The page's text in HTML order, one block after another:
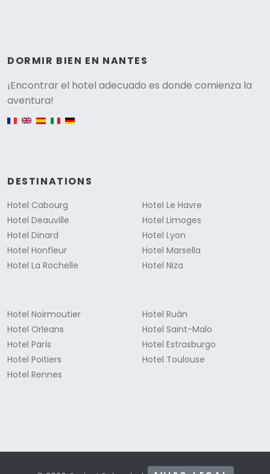
DORMIR BIEN EN NANTES
¡Encontrar el hotel adecuado es donde comienza la
aventura!
English version
DESTINATIONS
Hotel Cabourg
Hotel Deauville
Hotel Dinard
Hotel Honfleur
Hotel La Rochelle
Hotel Le Havre
Hotel Limoges
Hotel Lyon
Hotel Marsella
Hotel Niza
Hotel Noirmoutier
Hotel Orleans
Hotel París
Hotel Poitiers
Hotel Rennes
Hotel Ruán
Hotel Saint-Malo
Hotel Estrasburgo
Hotel Toulouse